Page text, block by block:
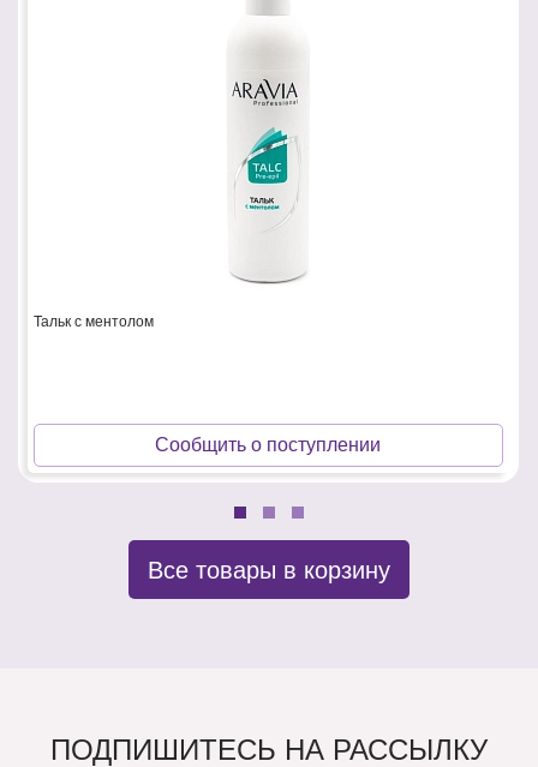
Тальк с ментолом
Сообщить о поступлении
Все товары в корзину
ПОДПИШИТЕСЬ НА РАССЫЛКУ